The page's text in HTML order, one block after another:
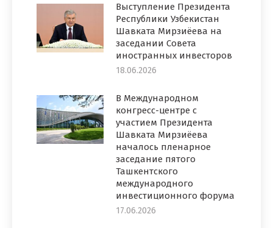
Выступление Президента
Республики Узбекистан
Шавката Мирзиёева на
заседании Совета
иностранных инвесторов
18.06.2026
В Международном
конгресс-центре с
участием Президента
Шавката Мирзиёева
началось пленарное
заседание пятого
Ташкентского
международного
инвестиционного форума
17.06.2026